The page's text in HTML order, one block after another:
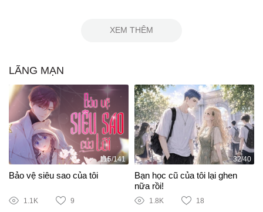
XEM THÊM
LÃNG MẠN
115/141
Bảo vệ siêu sao của tôi
1.1K 9
32/40
Bạn học cũ của tôi lại ghen
nữa rồi!
1.8K 18